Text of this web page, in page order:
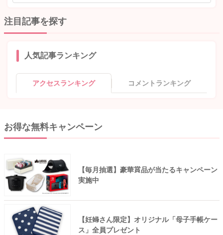
注目記事を探す
人気記事ランキング
アクセスランキング コメントランキング
お得な無料キャンペーン
【毎月抽選】豪華賞品が当たるキャンペーン
実施中
【妊婦さん限定】オリジナル「母子手帳ケー
ス」全員プレゼント